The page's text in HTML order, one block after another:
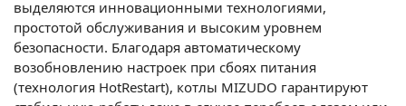
выделяются инновационными технологиями,
простотой обслуживания и высоким уровнем
безопасности. Благодаря автоматическому
возобновлению настроек при сбоях питания
(технология HotRestart), котлы MIZUDO гарантируют